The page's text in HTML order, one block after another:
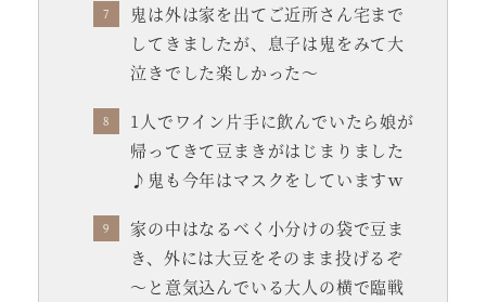
鬼は外は家を出てご近所さん宅まで
してきましたが、息子は鬼をみて大
泣きでした楽しかった～
1人でワイン片手に飲んでいたら娘が
帰ってきて豆まきがはじまりました
♪鬼も今年はマスクをしていますｗ
家の中はなるべく小分けの袋で豆ま
き、外には大豆をそのまま投げるぞ
～と意気込んでいる大人の横で臨戦